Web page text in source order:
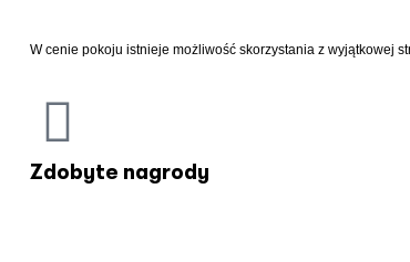
W cenie pokoju istnieje możliwość skorzystania z wyjątkowej
Zdobyte nagrody